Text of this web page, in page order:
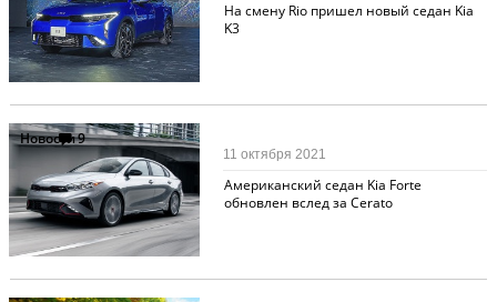
На смену Rio пришел новый седан Kia
K3
Новости9
Американский седан Kia Forte
обновлен вслед за Cerato
11 октября 2021